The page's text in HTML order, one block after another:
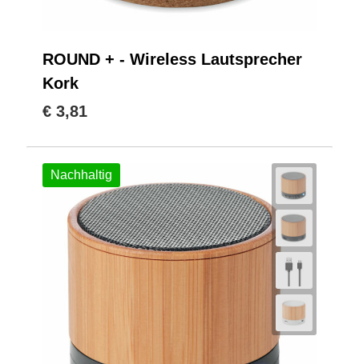
ROUND + - Wireless Lautsprecher
Kork
€ 3,81
Nachhaltig